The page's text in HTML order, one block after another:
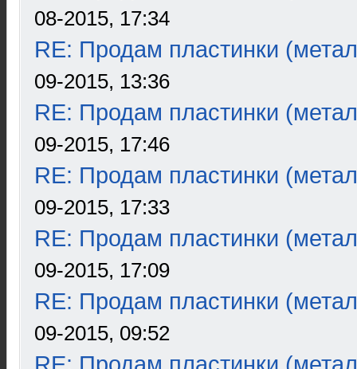
08-2015, 17:34
RE: Продам пластинки
09-2015, 13:36
RE: Продам пластинки
09-2015, 17:46
RE: Продам пластинки
09-2015, 17:33
RE: Продам пластинки
09-2015, 17:09
RE: Продам пластинки
09-2015, 09:52